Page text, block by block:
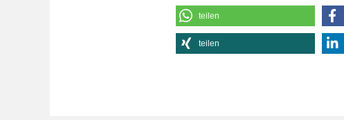
teilen
teilen